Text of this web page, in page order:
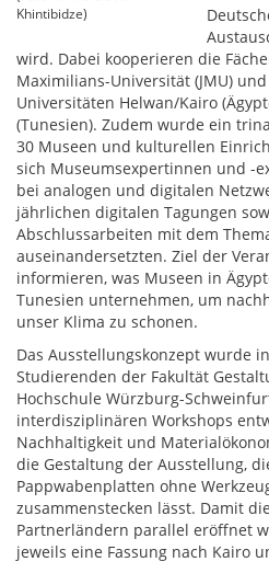
Khintibidze)
wird. Dabei kooperieren die
Maximilians-Universität (JMU)
Universitäten Helwan/Kairo
(Tunesien). Zudem wurde ein
30 Museen und kulturellen
sich Museumsexpertinnen und -
bei analogen und digitalen
jährlichen digitalen Tagungen
Abschlussarbeiten mit dem
auseinandersetzten. Ziel der
informieren, was Museen in
Tunesien unternehmen, um
unser Klima zu schonen.
Das Ausstellungskonzept wurde
Studierenden der Fakultät
Hochschule Würzburg-
interdisziplinären Workshops
Nachhaltigkeit und
die Gestaltung der Ausstellung,
Pappwabenplatten ohne
zusammenstecken lässt. Damit
Partnerländern parallel eröffnet
jeweils eine Fassung nach Kairo